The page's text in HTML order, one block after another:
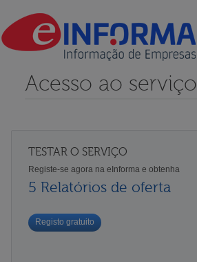
Acesso ao serviço
TESTAR O SERVIÇO
Registe-se agora na eInforma e obtenha
5 Relatórios de oferta
Registo gratuito